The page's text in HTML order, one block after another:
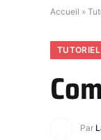
Accueil »
Par